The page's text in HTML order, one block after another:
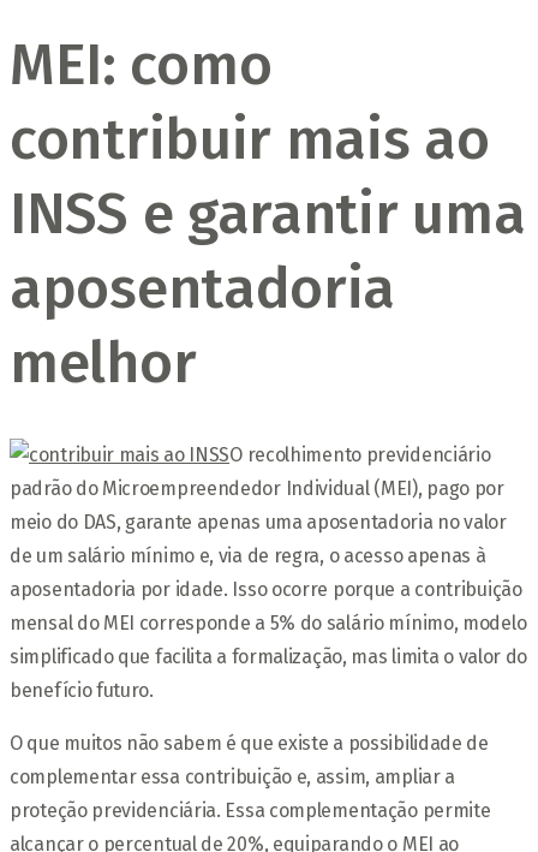
MEI: como
contribuir mais ao
INSS e garantir uma
aposentadoria
melhor
O recolhimento previdenciário
padrão do Microempreendedor Individual (MEI), pago por
meio do DAS, garante apenas uma aposentadoria no valor
de um salário mínimo e, via de regra, o acesso apenas à
aposentadoria por idade. Isso ocorre porque a contribuição
mensal do MEI corresponde a 5% do salário mínimo, modelo
simplificado que facilita a formalização, mas limita o valor do
benefício futuro.
O que muitos não sabem é que existe a possibilidade de
complementar essa contribuição e, assim, ampliar a
proteção previdenciária. Essa complementação permite
alcançar o percentual de 20%, equiparando o MEI ao